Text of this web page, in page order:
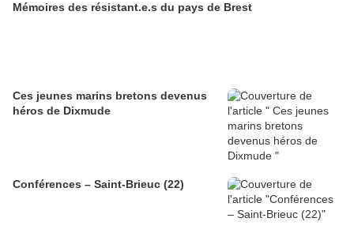
Mémoires des résistant.e.s du pays de Brest
Ces jeunes marins bretons devenus
héros de Dixmude
Conférences – Saint-Brieuc (22)